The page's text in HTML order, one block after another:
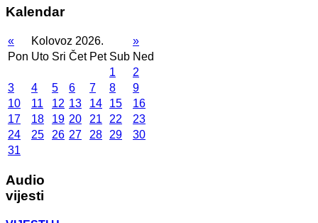
Kalendar
« Kolovoz 2026.
»
Pon Uto Sri Čet Pet Sub Ned
1
2
3
4 5 6 7 8
9
10
11 12 13 14 15
16
17
18 19 20 21 22
23
24
25 26 27 28 29
30
31
Audio
vijesti